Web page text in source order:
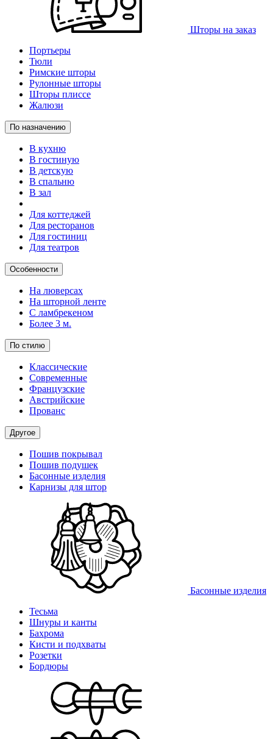
Шторы на заказ
Портьеры
Тюли
Римские шторы
Рулонные шторы
Шторы плиссе
Жалюзи
По назначению
В кухню
В гостиную
В детскую
В спальню
В зал
Для коттеджей
Для ресторанов
Для гостиниц
Для театров
Особенности
На люверсах
На шторной ленте
С ламбрекеном
Более 3 м.
По стилю
Классические
Современные
Французские
Австрийские
Прованс
Другое
Пошив покрывал
Пошив подушек
Басонные изделия
Карнизы для штор
Басонные изделия
Тесьма
Шнуры и канты
Бахрома
Кисти и подхваты
Розетки
Бордюры